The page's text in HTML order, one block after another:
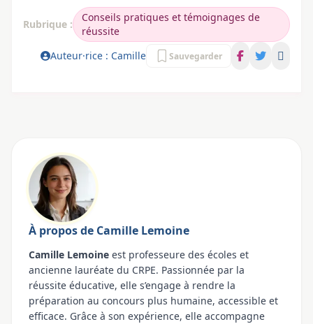
Rubrique :
Conseils pratiques et témoignages de
réussite
Auteur·rice : Camille
Sauvegarder
À propos de Camille Lemoine
Camille Lemoine est professeure des écoles et
ancienne lauréate du CRPE. Passionnée par la
réussite éducative, elle s’engage à rendre la
préparation au concours plus humaine, accessible et
efficace. Grâce à son expérience, elle accompagne